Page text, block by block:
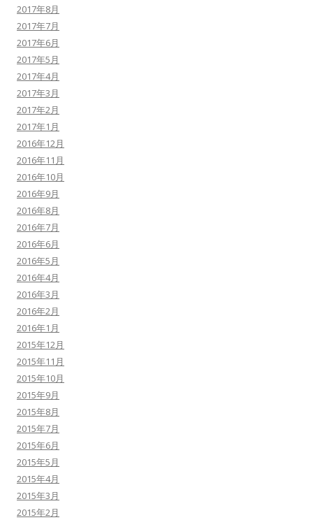
2017年8月
2017年7月
2017年6月
2017年5月
2017年4月
2017年3月
2017年2月
2017年1月
2016年12月
2016年11月
2016年10月
2016年9月
2016年8月
2016年7月
2016年6月
2016年5月
2016年4月
2016年3月
2016年2月
2016年1月
2015年12月
2015年11月
2015年10月
2015年9月
2015年8月
2015年7月
2015年6月
2015年5月
2015年4月
2015年3月
2015年2月